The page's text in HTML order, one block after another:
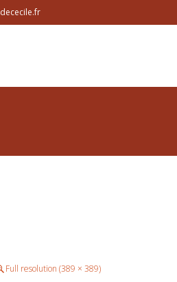
Full resolution (389 × 389)